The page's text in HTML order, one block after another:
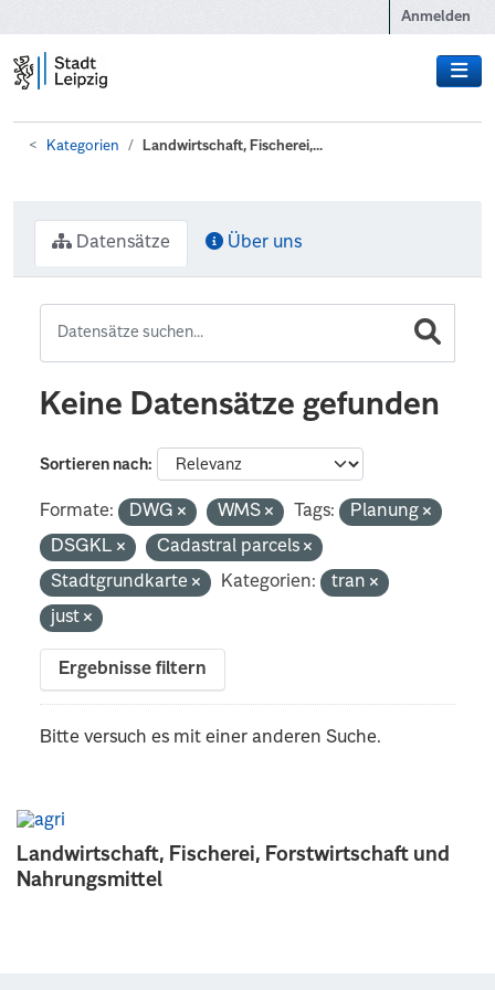
Anmelden
Kategorien Landwirtschaft, Fischerei,...
Landwirtschaft, Fischerei, Forstwirtschaft und
Nahrungsmittel
Datensätze Über uns
Keine Datensätze gefunden
Sortieren nach
Formate: DWG WMS Tags:
Planung
DSGKL
Cadastral parcels
Stadtgrundkarte
Kategorien:
tran
just
Ergebnisse filtern
Bitte versuch es mit einer anderen Suche.